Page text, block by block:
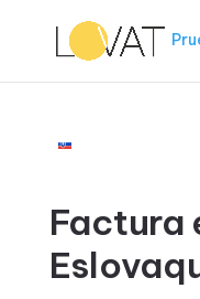
Factura